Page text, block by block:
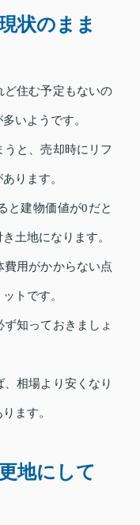
状のまま
ど住む予定もないの
いようです。
と、売却時にリフ
ります。
と建物価値が0だと
土地になります。
費用がかからない点
トです。
知っておきましょ
相場より安くなり
ます。
地にして